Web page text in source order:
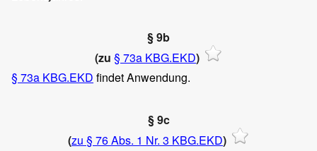
§ 9b
(zu § 73a KBG.EKD)
§ 73a KBG.EKD findet Anwendung.
§ 9c
(zu § 76 Abs. 1 Nr. 3 KBG.EKD)